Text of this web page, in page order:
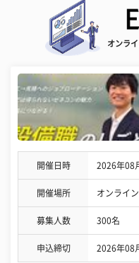
オンラ
開催日時 2026年08
開催場所 オンライ
募集人数 300名
申込締切 2026年08